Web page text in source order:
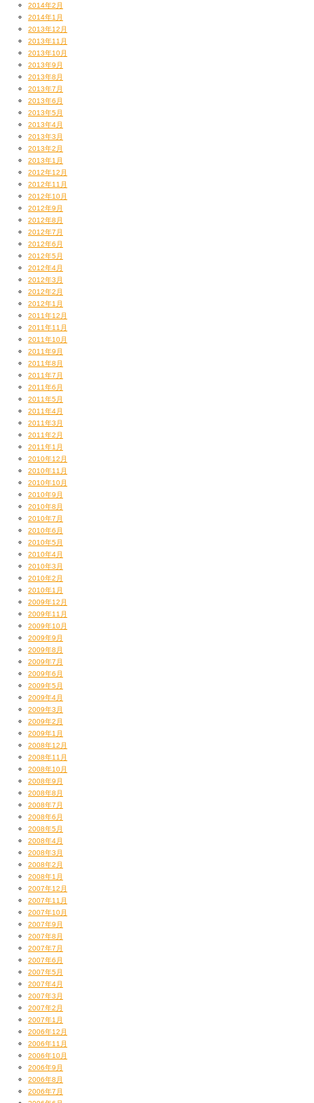
2014年2月
2014年1月
2013年12月
2013年11月
2013年10月
2013年9月
2013年8月
2013年7月
2013年6月
2013年5月
2013年4月
2013年3月
2013年2月
2013年1月
2012年12月
2012年11月
2012年10月
2012年9月
2012年8月
2012年7月
2012年6月
2012年5月
2012年4月
2012年3月
2012年2月
2012年1月
2011年12月
2011年11月
2011年10月
2011年9月
2011年8月
2011年7月
2011年6月
2011年5月
2011年4月
2011年3月
2011年2月
2011年1月
2010年12月
2010年11月
2010年10月
2010年9月
2010年8月
2010年7月
2010年6月
2010年5月
2010年4月
2010年3月
2010年2月
2010年1月
2009年12月
2009年11月
2009年10月
2009年9月
2009年8月
2009年7月
2009年6月
2009年5月
2009年4月
2009年3月
2009年2月
2009年1月
2008年12月
2008年11月
2008年10月
2008年9月
2008年8月
2008年7月
2008年6月
2008年5月
2008年4月
2008年3月
2008年2月
2008年1月
2007年12月
2007年11月
2007年10月
2007年9月
2007年8月
2007年7月
2007年6月
2007年5月
2007年4月
2007年3月
2007年2月
2007年1月
2006年12月
2006年11月
2006年10月
2006年9月
2006年8月
2006年7月